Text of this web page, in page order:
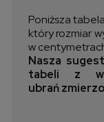
Poniższa
który rozmiar
w
Nasza
tabeli z
ubrań